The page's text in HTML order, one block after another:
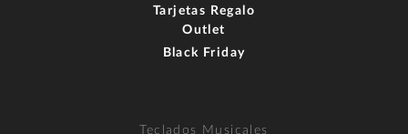
Tarjetas Regalo
Outlet
Black Friday
Teclados Musicales